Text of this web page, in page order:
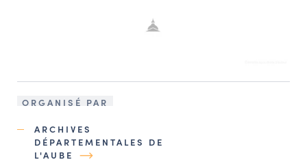
ORGANISÉ PAR
ARCHIVES
DÉPARTEMENTALES DE
L'AUBE